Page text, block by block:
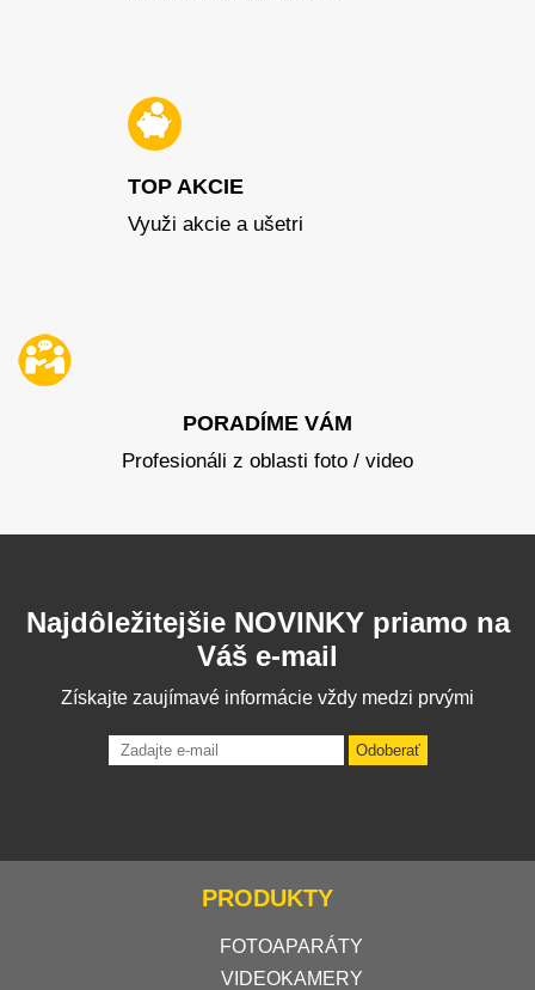
TOP AKCIE
Využi akcie a ušetri
PORADÍME VÁM
Profesionáli z oblasti foto / video
Najdôležitejšie NOVINKY priamo na
Váš e-mail
Získajte zaujímavé informácie vždy medzi prvými
Odoberať
PRODUKTY
FOTOAPARÁTY
VIDEOKAMERY